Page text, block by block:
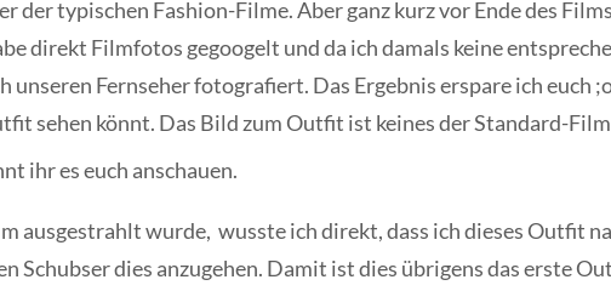
der typischen Fashion-Filme. Aber ganz kurz vor Ende des
direkt Filmfotos gegoogelt und da ich damals keine
unseren Fernseher fotografiert. Das Ergebnis erspare ich euch
sehen könnt. Das Bild zum Outfit ist keines der Standard-
ihr es euch anschauen.
ausgestrahlt wurde, wusste ich direkt, dass ich dieses Outfit
Schubser dies anzugehen. Damit ist dies übrigens das erste